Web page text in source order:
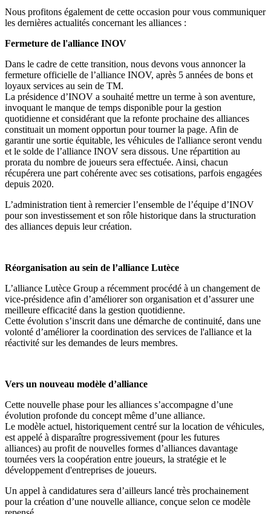
Nous profitons également de cette occasion pour vous communiquer
les dernières actualités concernant les alliances :
Fermeture de l'alliance INOV
Dans le cadre de cette transition, nous devons vous annoncer la
fermeture officielle de l’alliance INOV, après 5 années de bons et
loyaux services au sein de TM.
La présidence d’INOV a souhaité mettre un terme à son aventure,
invoquant le manque de temps disponible pour la gestion
quotidienne et considérant que la refonte prochaine des alliances
constituait un moment opportun pour tourner la page. Afin de
garantir une sortie équitable, les véhicules de l'alliance seront vendu
et le solde de l’alliance INOV sera dissous. Une répartition au
prorata du nombre de joueurs sera effectuée. Ainsi, chacun
récupérera une part cohérente avec ses cotisations, parfois engagées
depuis 2020.
L’administration tient à remercier l’ensemble de l’équipe d’INOV
pour son investissement et son rôle historique dans la structuration
des alliances depuis leur création.
Réorganisation au sein de l’alliance Lutèce
L’alliance Lutèce Group a récemment procédé à un changement de
vice-présidence afin d’améliorer son organisation et d’assurer une
meilleure efficacité dans la gestion quotidienne.
Cette évolution s’inscrit dans une démarche de continuité, dans une
volonté d’améliorer la coordination des services de l'alliance et la
réactivité sur les demandes de leurs membres.
Vers un nouveau modèle d’alliance
Cette nouvelle phase pour les alliances s’accompagne d’une
évolution profonde du concept même d’une alliance.
Le modèle actuel, historiquement centré sur la location de véhicules,
est appelé à disparaître progressivement (pour les futures
alliances) au profit de nouvelles formes d’alliances davantage
tournées vers la coopération entre joueurs, la stratégie et le
développement d'entreprises de joueurs.
Un appel à candidatures sera d’ailleurs lancé très prochainement
pour la création d’une nouvelle alliance, conçue selon ce modèle